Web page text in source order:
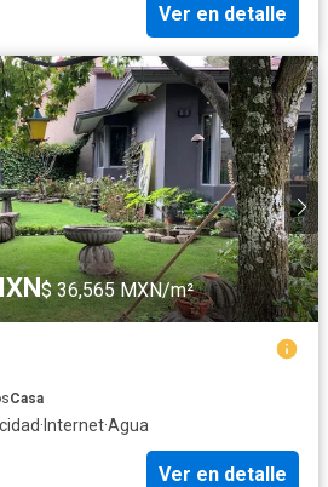
Ver en detalle
$ 36,565 MXN/m²
Casa
·Internet·Agua
Ver en detalle